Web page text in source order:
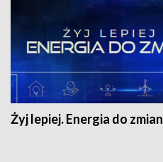
Żyj lepiej. Energia do zmian